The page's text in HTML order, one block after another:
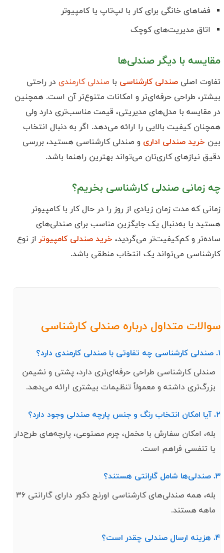
فضاهای خانگی برای کار با لپ‌تاپ یا کامپیوتر
اتاق مدیریت‌های کوچک
مقایسه با دیگر صندلی‌ها
تفاوت اصلی صندلی کارشناسی با صندلی کارمندیدر راحتی
بیشتر، طراحی حرفه‌ای‌تر و امکانات متنوع‌تر آن است. همچنین
در مقایسه با مدل‌های مدیریتی، قیمت مناسب‌تری دارد ولی
همچنان کیفیت بالایی را ارائه می‌دهد. اگر به دنبال انتخاب
بین خرید صندلی اداری و صندلی کارشناسی هستید، بررسی
دقیق نیازهای کاری‌تان می‌تواند بهترین راهنما باشد.
چه زمانی صندلی کارشناسی بخریم؟
زمانی که مدت زمان زیادی از روز را در حال کار با کامپیوتر
هستید یا به‌دنبال یک جایگزین مناسب برای صندلی‌های
ساده‌تر و کم‌کیفیت‌تر می‌گردید، خرید صندلی کامپیوتر از نوع
کارشناسی می‌تواند یک انتخاب منطقی باشد.
سوالات متداول درباره صندلی کارشناسی
۱. صندلی کارشناسی چه تفاوتی با صندلی کارمندی دارد؟
صندلی کارشناسی طراحی حرفه‌ای‌تری دارد، پشتی و نشیمن
بزرگ‌تری داشته و معمولاً تنظیمات بیشتری ارائه می‌دهد.
۲. آیا امکان انتخاب رنگ و جنس پارچه صندلی وجود دارد؟
بله، امکان سفارش با مخمل، چرم مصنوعی، پارچه‌های طرح‌دار
یا تنفسی فراهم است.
۳. صندلی‌ها شامل گارانتی هستند؟
بله، همه صندلی‌های کارشناسی اورنج دکور دارای گارانتی ۳۶
ماهه هستند.
۴. هزینه ارسال صندلی چقدر است؟